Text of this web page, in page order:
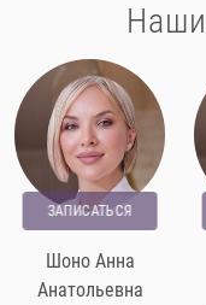
ЗАПИСАТЬСЯ
Шоно Анна
Анатольевна